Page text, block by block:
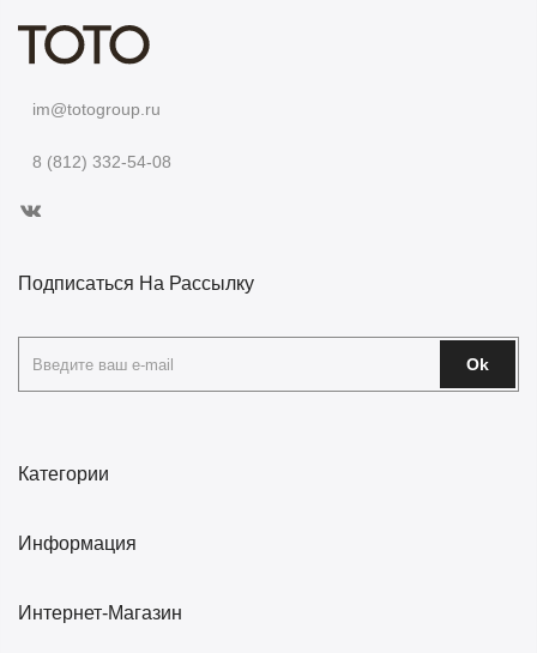
im@totogroup.ru
8 (812) 332-54-08
Категории
Информация
Интернет-Магазин
Подписаться На Рассылку
Ok